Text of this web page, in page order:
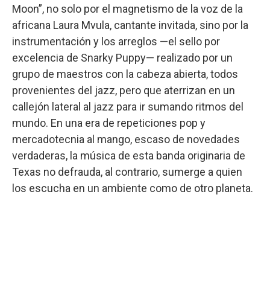
Moon”, no solo por el magnetismo de la voz de la
africana Laura Mvula, cantante invitada, sino por la
instrumentación y los arreglos —el sello por
excelencia de Snarky Puppy— realizado por un
grupo de maestros con la cabeza abierta, todos
provenientes del jazz, pero que aterrizan en un
callejón lateral al jazz para ir sumando ritmos del
mundo. En una era de repeticiones pop y
mercadotecnia al mango, escaso de novedades
verdaderas, la música de esta banda originaria de
Texas no defrauda, al contrario, sumerge a quien
los escucha en un ambiente como de otro planeta.